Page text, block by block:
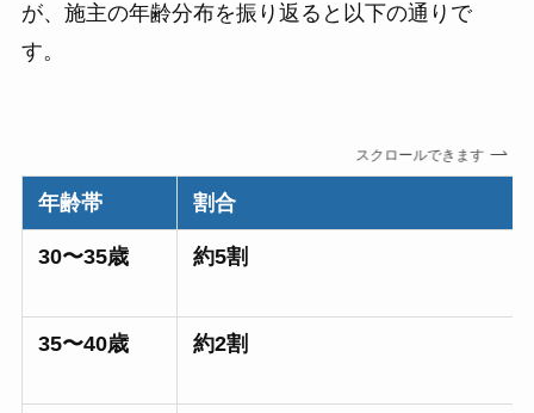
が、施主の年齢分布を振り返ると以下の通りで
す。
スクロールできます
年齢帯 割合
30〜35歳 約5割
35〜40歳 約2割